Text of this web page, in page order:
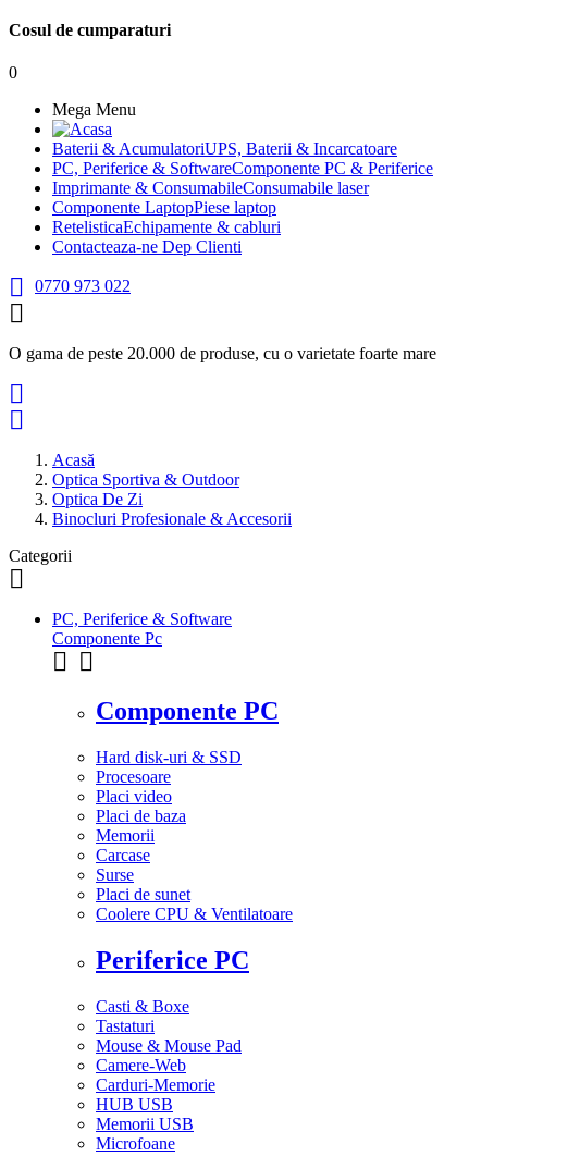
Cosul de cumparaturi
0
Mega Menu
Baterii & AcumulatoriUPS, Baterii & Incarcatoare
PC, Periferice & SoftwareComponente PC & Periferice
Imprimante & ConsumabileConsumabile laser
Componente LaptopPiese laptop
RetelisticaEchipamente & cabluri
Contacteaza-ne Dep Clienti
 0770 973 022

O gama de peste 20.000 de produse, cu o varietate foarte mare


Acasă
Optica Sportiva & Outdoor
Optica De Zi
Binocluri Profesionale & Accesorii
Categorii

PC, Periferice & Software
Componente Pc


Componente PC
Hard disk-uri & SSD
Procesoare
Placi video
Placi de baza
Memorii
Carcase
Surse
Placi de sunet
Coolere CPU & Ventilatoare
Periferice PC
Casti & Boxe
Tastaturi
Mouse & Mouse Pad
Camere-Web
Carduri-Memorie
HUB USB
Memorii USB
Microfoane